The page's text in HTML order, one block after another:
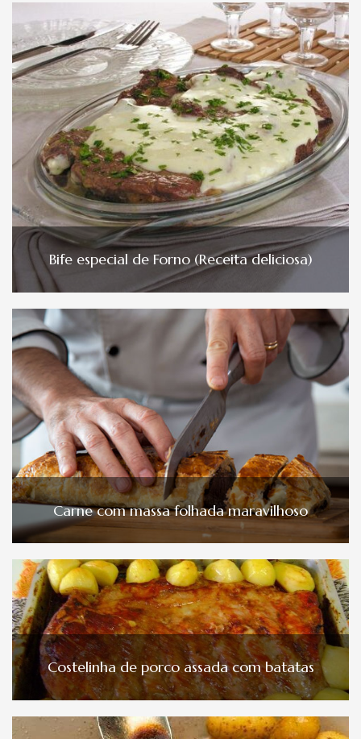
Bife especial de Forno (Receita deliciosa)
Carne com massa folhada maravilhoso
Costelinha de porco assada com batatas